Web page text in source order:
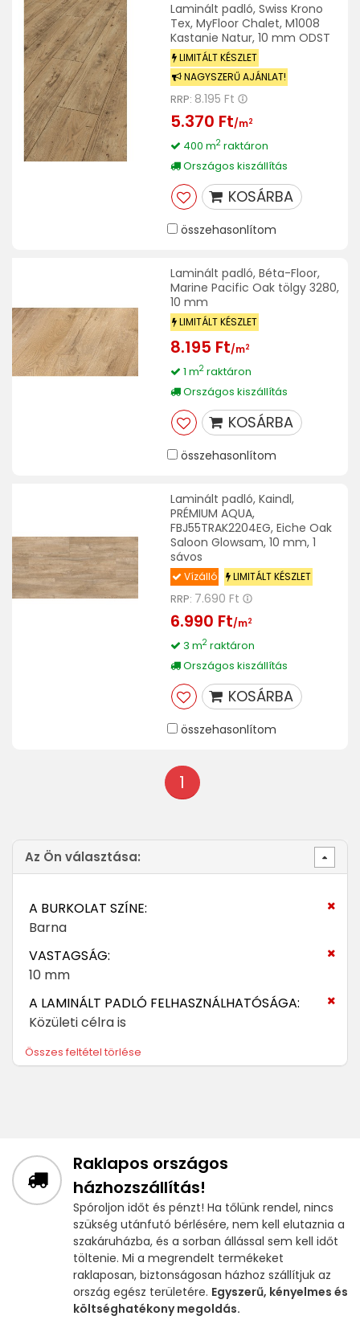
Laminált padló, Swiss Krono
Tex, MyFloor Chalet, M1008
Kastanie Natur, 10 mm ODST
LIMITÁLT KÉSZLET
NAGYSZERŰ AJÁNLAT!
RRP: 8.195 Ft
5.370 Ft/m2
400 m2raktáron
Országos kiszállítás
KOSÁRBA
összehasonlítom
Laminált padló, Béta-Floor,
Marine Pacific Oak tölgy 3280,
10 mm
LIMITÁLT KÉSZLET
8.195 Ft/m2
1 m2raktáron
Országos kiszállítás
KOSÁRBA
összehasonlítom
Laminált padló, Kaindl,
PRÉMIUM AQUA,
FBJ55TRAK2204EG, Eiche Oak
Saloon Glowsam, 10 mm, 1
sávos
Vízálló LIMITÁLT KÉSZLET
RRP: 7.690 Ft
6.990 Ft/m2
3 m2raktáron
Országos kiszállítás
KOSÁRBA
összehasonlítom
1
Az Ön választása:
A BURKOLAT SZÍNE:
Barna
VASTAGSÁG:
10 mm
A LAMINÁLT PADLÓ FELHASZNÁLHATÓSÁGA:
Közületi célra is
Összes feltétel törlése
Raklapos országos
házhozszállítás!
Spóroljon időt és pénzt! Ha tőlünk rendel, nincs
szükség utánfutó bérlésére, nem kell elutaznia a
szakáruházba, és a sorban állással sem kell időt
töltenie. Mi a megrendelt termékeket
raklaposan, biztonságosan házhoz szállítjuk az
ország egész területére. Egyszerű, kényelmes és
költséghatékony megoldás.